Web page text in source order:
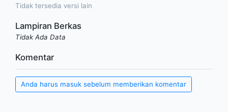
Tidak tersedia versi lain
Lampiran Berkas
Tidak Ada Data
Komentar
Anda harus masuk sebelum memberikan komentar